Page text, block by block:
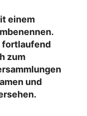
einem
fortlaufend
zum
und